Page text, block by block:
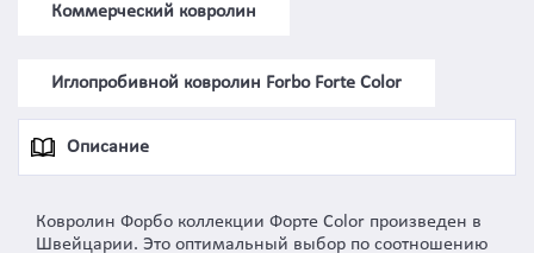
Коммерческий ковролин
Иглопробивной ковролин Forbo Forte Color
Описание
Ковролин Форбо коллекции Форте Color произведен в
Швейцарии. Это оптимальный выбор по соотношению